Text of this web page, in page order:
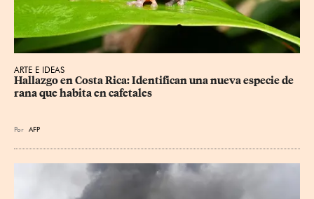
ARTE E IDEAS
Hallazgo en Costa Rica: Identifican una nueva especie de
rana que habita en cafetales
Por AFP